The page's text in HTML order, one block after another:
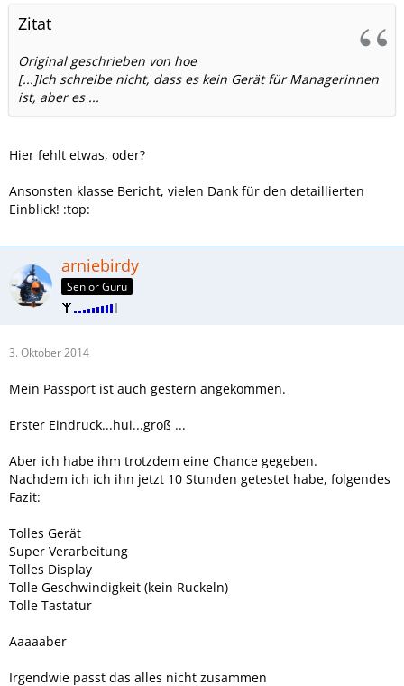
Zitat
Original geschrieben von hoe
[...]Ich schreibe nicht, dass es kein Gerät für Managerinnen
ist, aber es ...
Hier fehlt etwas, oder?
Ansonsten klasse Bericht, vielen Dank für den detaillierten
Einblick! :top:
arniebirdy
Senior Guru
3. Oktober 2014
Mein Passport ist auch gestern angekommen.
Erster Eindruck...hui...groß ...
Aber ich habe ihm trotzdem eine Chance gegeben.
Nachdem ich ich ihn jetzt 10 Stunden getestet habe, folgendes
Fazit:
Tolles Gerät
Super Verarbeitung
Tolles Display
Tolle Geschwindigkeit (kein Ruckeln)
Tolle Tastatur
Aaaaaber
Irgendwie passt das alles nicht zusammen